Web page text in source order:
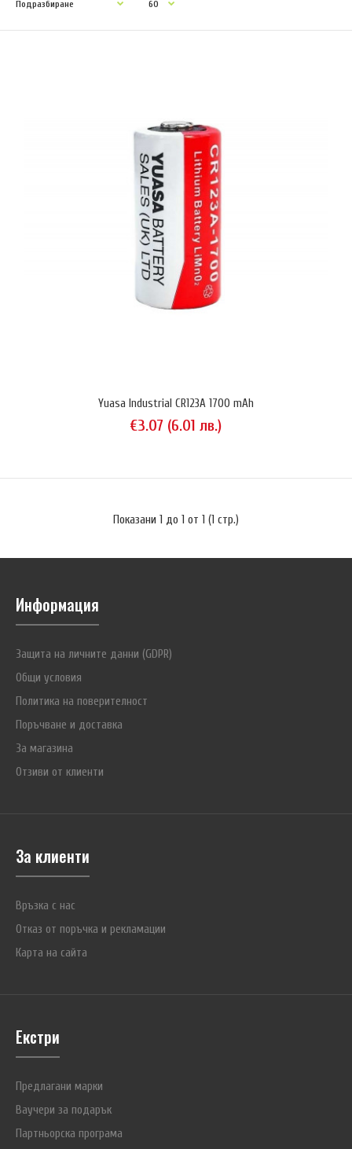
Yuasa Industrial CR123A 1700 mAh
Литиева батерия CR123A Yuasa Lithium с капацитет 1700 mAh. За
CR17355. Доставят се в насипно състояние, на опаковки по 10
бр.Характеристики на изделието:Номинално напрежение:
-20°C до 75°CПроизведени в КитайБатериите Yuasa CR1..
Yuasa Industrial CR123A 1700 mAh
€3.07 (6.01 лв.)
Показани 1 до 1 от 1 (1 стр.)
Информация
Защита на личните данни (GDPR)
Общи условия
Политика на поверителност
Поръчване и доставка
За магазина
Отзиви от клиенти
За клиенти
Връзка с нас
Отказ от поръчка и рекламации
Карта на сайта
Екстри
Предлагани марки
Ваучери за подарък
Партньорска програма